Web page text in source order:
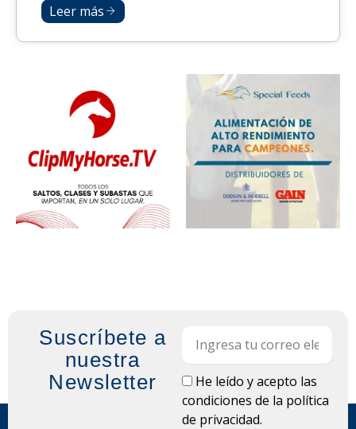
Leer más
Suscríbete a
nuestra
Newsletter
LOPDHe leído y acepto las
condiciones de la política
de privacidad.